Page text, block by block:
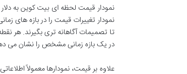
نمودار تغییرات قیمت را در بازه های
تا تصمیمات آگاهانه تری بگیرند. هر
در یک بازه زمانی مشخص را نشان می